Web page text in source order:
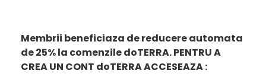
Membrii beneficiaza de reducere automata
de 25% la comenzile doTERRA.PENTRU A
CREA UN CONT doTERRA ACCESEAZA :